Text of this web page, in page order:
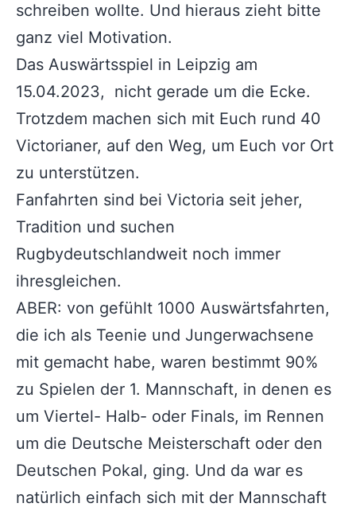
schreiben wollte. Und hieraus zieht bitte
ganz viel Motivation.
Das Auswärtsspiel in Leipzig am
15.04.2023, nicht gerade um die Ecke.
Trotzdem machen sich mit Euch rund 40
Victorianer, auf den Weg, um Euch vor Ort
zu unterstützen.
Fanfahrten sind bei Victoria seit jeher,
Tradition und suchen
Rugbydeutschlandweit noch immer
ihresgleichen.
ABER: von gefühlt 1000 Auswärtsfahrten,
die ich als Teenie und Jungerwachsene
mit gemacht habe, waren bestimmt 90%
zu Spielen der 1. Mannschaft, in denen es
um Viertel- Halb- oder Finals, im Rennen
um die Deutsche Meisterschaft oder den
Deutschen Pokal, ging. Und da war es
natürlich einfach sich mit der Mannschaft